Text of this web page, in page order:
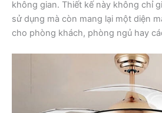
không gian. Thiết kế này không chỉ
sử dụng mà còn mang lại một diện
cho phòng khách, phòng ngủ hay